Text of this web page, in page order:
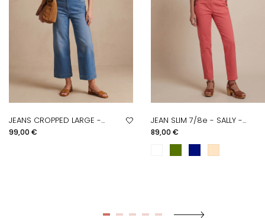
JEANS CROPPED LARGE -...
Prix
99,00 €
JEAN SLIM 7/8e - SALLY -...
Prix
89,00 €